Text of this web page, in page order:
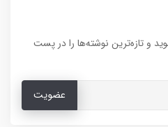
و تازه‌ترین نوشته‌ها را در پست
عضویت